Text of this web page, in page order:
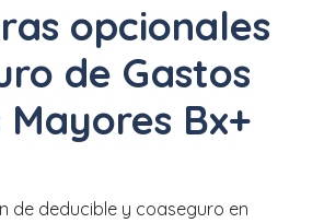
opcionales
de Gastos
Mayores Bx+
de deducible y coaseguro en